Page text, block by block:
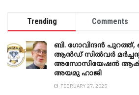
Trending Comments
ബി. ​ഗോവിന്ദൻ
ആൻഡ് സിൽവർ
അസോസിയേഷൻ
അയമു ഹാജി
FEBRUARY 27, 2025